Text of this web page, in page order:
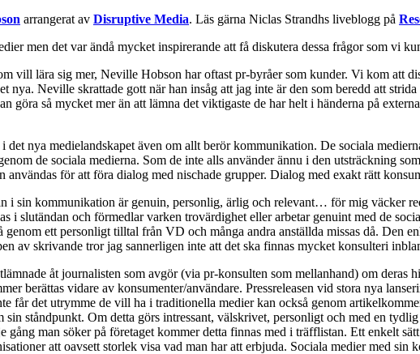
arrangerat av Disruptive Media. Läs gärna Niclas Strandhs liveblogg på
men det var ändå mycket inspirerande att få diskutera dessa frågor som vi
vill lära sig mer, Neville Hobson har oftast pr-byråer som kunder. Vi kom att
nya. Neville skrattade gott när han insåg att jag inte är den som beredd att
så mycket mer än att lämna det viktigaste de har helt i händerna på
nya medielandskapet även om allt berör kommunikation. De sociala
de sociala medierna. Som de inte alls använder ännu i den utsträckning
för att föra dialog med nischade grupper. Dialog med exakt rätt
i sin kommunikation är genuin, personlig, ärlig och relevant… för mig väcker
slutändan och förmedlar varken trovärdighet eller arbetar genuint med de
ett personligt tilltal från VD och många andra anställda missas då. Den
av skrivande tror jag sannerligen inte att det ska finnas mycket konsulteri
åt journalisten som avgör (via pr-konsulten som mellanhand) om deras
berättas vidare av konsumenter/användare. Pressreleasen vid stora nya
får det utrymme de vill ha i traditionella medier kan också genom
ståndpunkt. Om detta görs intressant, välskrivet, personligt och med en
man söker på företaget kommer detta finnas med i träfflistan. Ett enkelt
att oavsett storlek visa vad man har att erbjuda. Sociala medier med